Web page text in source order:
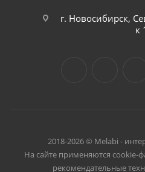
г. Новосибирск,
к
2018-2026 © Melabi -
На сайте применяются cookie-
рекомендательные